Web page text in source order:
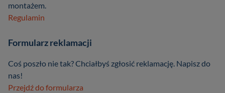
montażem.
Regulamin
Formularz reklamacji
Coś poszło nie tak? Chciałbyś zgłosić reklamację. Napisz do
nas!
Przejdź do formularza